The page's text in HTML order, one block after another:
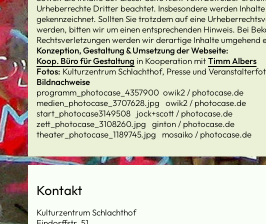
Urheberrechte Dritter beachtet. Insbesondere werden
gekennzeichnet. Sollten Sie trotzdem auf eine
werden, bitten wir um einen entsprechenden Hinweis. Bei
Rechtsverletzungen werden wir derartige Inhalte umgehend
Konzeption, Gestaltung & Umsetzung der Webseite:
Koop. Büro für Gestaltung in Kooperation mitTimm Albers
Fotos: Kulturzentrum Schlachthof, Presse und
Bildnachweise
programm_photocase_4357900 owik2 / photocase.de
medien_photocase_3707628.jpg owik2 / photocase.de
start_photocase3149508 jock+scott / photocase.de
zett_photocase_3108260.jpg ginton / photocase.de
theater_photocase_1189745.jpg mosaiko / photocase.de
Kontakt
Kulturzentrum Schlachthof